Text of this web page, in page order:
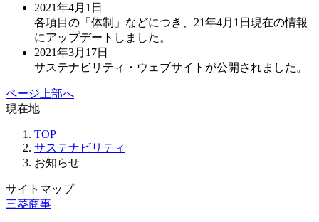
2021年4月1日
各項目の「体制」などにつき、21年4月1日現在の情報
にアップデートしました。
2021年3月17日
サステナビリティ・ウェブサイトが公開されました。
ページ上部へ
現在地
TOP
サステナビリティ
お知らせ
サイトマップ
三菱商事